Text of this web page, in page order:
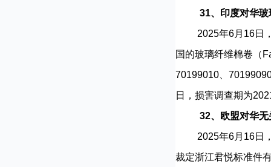
31、印度对华
2025年6月16日，
国的玻璃纤维棉卷（
70199010、
日，损害调查期为
32、欧盟对华
2025年6月16日，
裁定浙江君悦标准件